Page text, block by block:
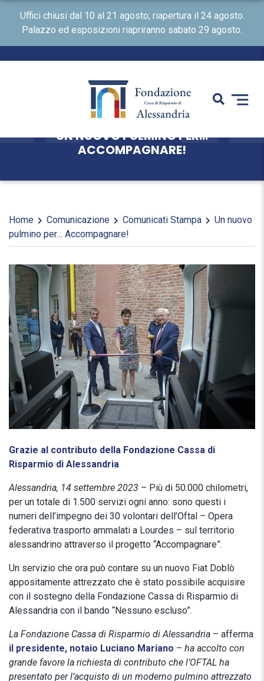
Uffici chiusi dal 10 al 21 agosto; riapertura il 24 agosto.
Palazzo ed esposizioni riapriranno sabato 29 agosto.
UN NUOVO PULMINO PER…
ACCOMPAGNARE!
Home Comunicazione Comunicati Stampa
Un nuovo
pulmino per… Accompagnare!
Grazie al contributo della Fondazione Cassa di
Risparmio di Alessandria
Alessandria, 14 settembre 2023 – Più di 50.000 chilometri,
per un totale di 1.500 servizi ogni anno: sono questi i
numeri dell’impegno dei 30 volontari dell’Oftal – Opera
federativa trasporto ammalati a Lourdes – sul territorio
alessandrino attraverso il progetto “Accompagnare”.
Un servizio che ora può contare su un nuovo Fiat Doblò
appositamente attrezzato che è stato possibile acquisire
con il sostegno della Fondazione Cassa di Risparmio di
Alessandria con il bando “Nessuno escluso”.
La Fondazione Cassa di Risparmio di Alessandria – afferma
il presidente, notaio Luciano Mariano – ha accolto con
grande favore la richiesta di contributo che l’OFTAL ha
presentato per l’acquisto di un moderno pulmino attrezzato